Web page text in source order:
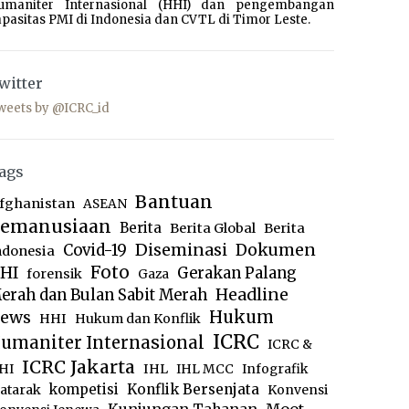
Internasional (HHI) dan pengembangan
PMI di Indonesia dan CVTL di Timor Leste.
by @ICRC_id
ASEAN Bantuan
Berita Berita Global Berita
Covid-19 Diseminasi Dokumen
forensik Foto Gaza Gerakan Palang
dan Bulan Sabit Merah Headline
HHI Hukum dan Konflik Hukum
Internasional ICRC ICRC &
ICRC Jakarta IHL IHL MCC Infografik
kompetisi Konflik Bersenjata Konvensi